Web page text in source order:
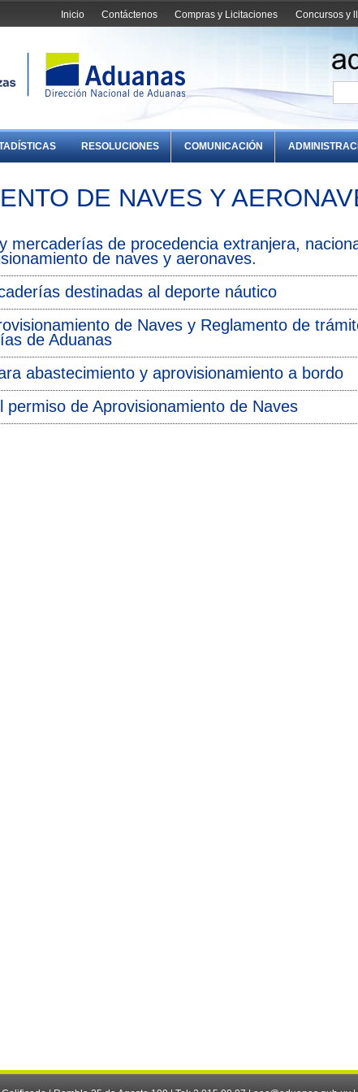
Concursos y
Compras y Licitaciones
Contáctenos
Inicio
RESOLUCIONES COMUNICACIÓN
DE NAVES Y
mercaderías de procedencia extranjera,
de naves y aeronaves.
destinadas al deporte náutico
de Naves y Reglamento de
de Aduanas
abastecimiento y aprovisionamiento a bordo
permiso de Aprovisionamiento de Naves